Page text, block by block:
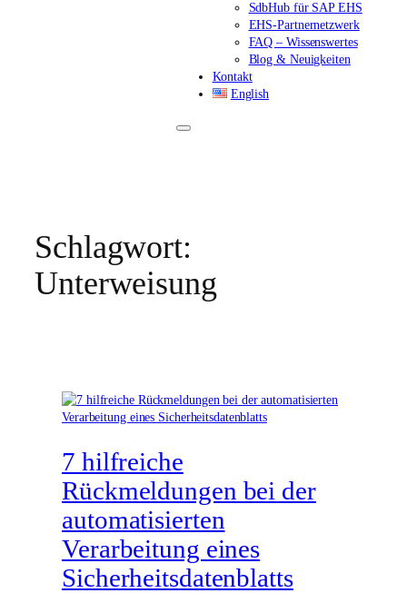
SdbHub für SAP EHS
EHS-Partnernetzwerk
FAQ – Wissenswertes
Blog & Neuigkeiten
Kontakt
English
Schlagwort:
Unterweisung
7 hilfreiche
Rückmeldungen bei der
automatisierten
Verarbeitung eines
Sicherheitsdatenblatts